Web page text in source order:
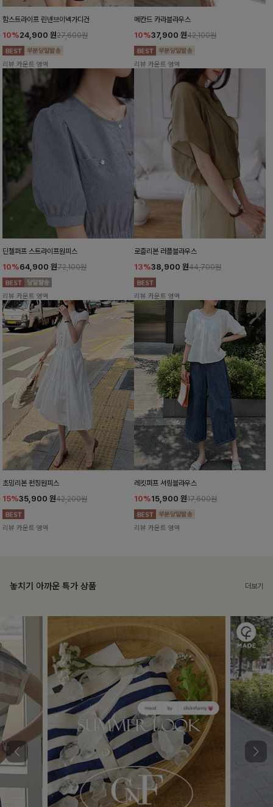
함스트라이프 린넨브이넥가디건
10%24,900 원27,600원
리뷰 카운트 영역
메칸드 카라블라우스
10%37,900 원42,100원
리뷰 카운트 영역
딘젤퍼프 스트라이프원피스
10%64,900 원72,100원
리뷰 카운트 영역
로즐리본 러플블라우스
13%38,900 원44,700원
리뷰 카운트 영역
초밍리본 펀칭원피스
15%35,900 원42,200원
리뷰 카운트 영역
레킷퍼프 셔링블라우스
10%15,900 원17,600원
리뷰 카운트 영역
놓치기 아까운 특가 상품 더보기